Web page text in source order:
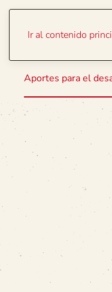
Ir al contenido
Aportes para el